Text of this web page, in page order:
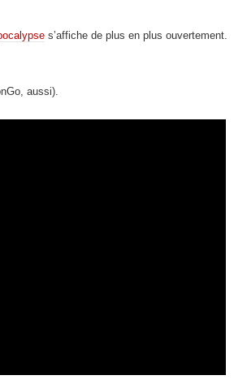
s’affiche de plus en plus ouvertement.
aussi).